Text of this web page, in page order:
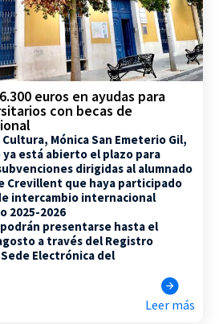
euros en ayudas para
con becas de
Mónica San Emeterio Gil,
está abierto el plazo para
dirigidas al alumnado
Crevillent que haya participado
intercambio internacional
2025-2026
presentarse hasta el
a través del Registro
Electrónica del
Leer más